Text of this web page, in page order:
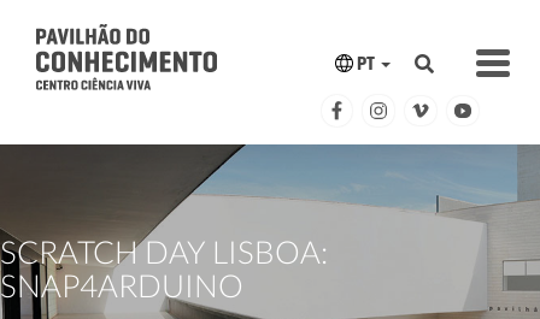
PT
SCRATCH DAY LISBOA:
SNAP4ARDUINO